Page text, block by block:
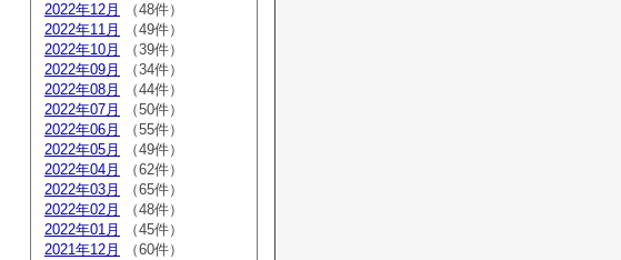
2022年12月
（48件）
2022年11月
（49件）
2022年10月
（39件）
2022年09月
（34件）
2022年08月
（44件）
2022年07月
（50件）
2022年06月
（55件）
2022年05月
（49件）
2022年04月
（62件）
2022年03月
（65件）
2022年02月
（48件）
2022年01月
（45件）
2021年12月
（60件）